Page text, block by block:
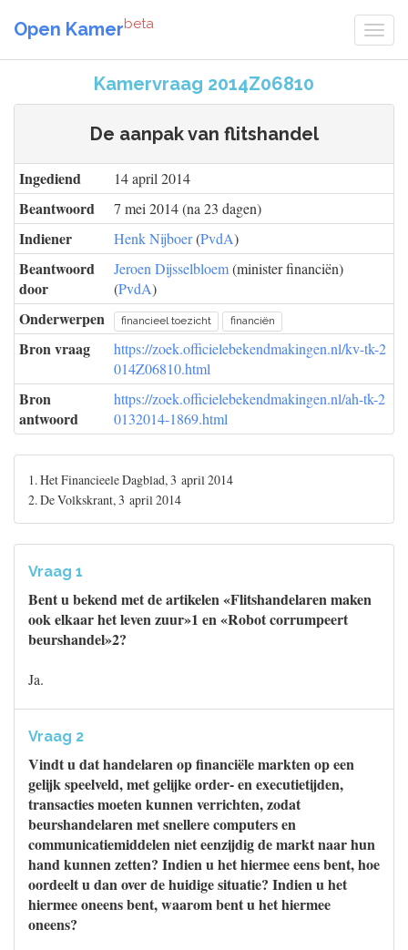
Open Kamerbeta
Kamervraag 2014Z06810
De aanpak van flitshandel
Ingediend 14 april 2014
Beantwoord 7 mei 2014 (na 23 dagen)
Indiener Henk Nijboer(PvdA)
Beantwoord
door
Jeroen Dijsselbloem(minister financiën)
(PvdA)
Onderwerpen financieel toezicht financiën
Bron vraag
https://zoek.officielebekendmakingen.nl/kv-tk-2
014Z06810.html
Bron
antwoord
https://zoek.officielebekendmakingen.nl/ah-tk-2
0132014-1869.html
1. Het Financieele Dagblad, 3 april 2014
2. De Volkskrant, 3 april 2014
Vraag 1
Bent u bekend met de artikelen «Flitshandelaren maken
ook elkaar het leven zuur»1 en «Robot corrumpeert
beurshandel»2?
Ja.
Vraag 2
Vindt u dat handelaren op financiële markten op een
gelijk speelveld, met gelijke order- en executietijden,
transacties moeten kunnen verrichten, zodat
beurshandelaren met snellere computers en
communicatiemiddelen niet eenzijdig de markt naar hun
hand kunnen zetten? Indien u het hiermee eens bent, hoe
oordeelt u dan over de huidige situatie? Indien u het
hiermee oneens bent, waarom bent u het hiermee
oneens?